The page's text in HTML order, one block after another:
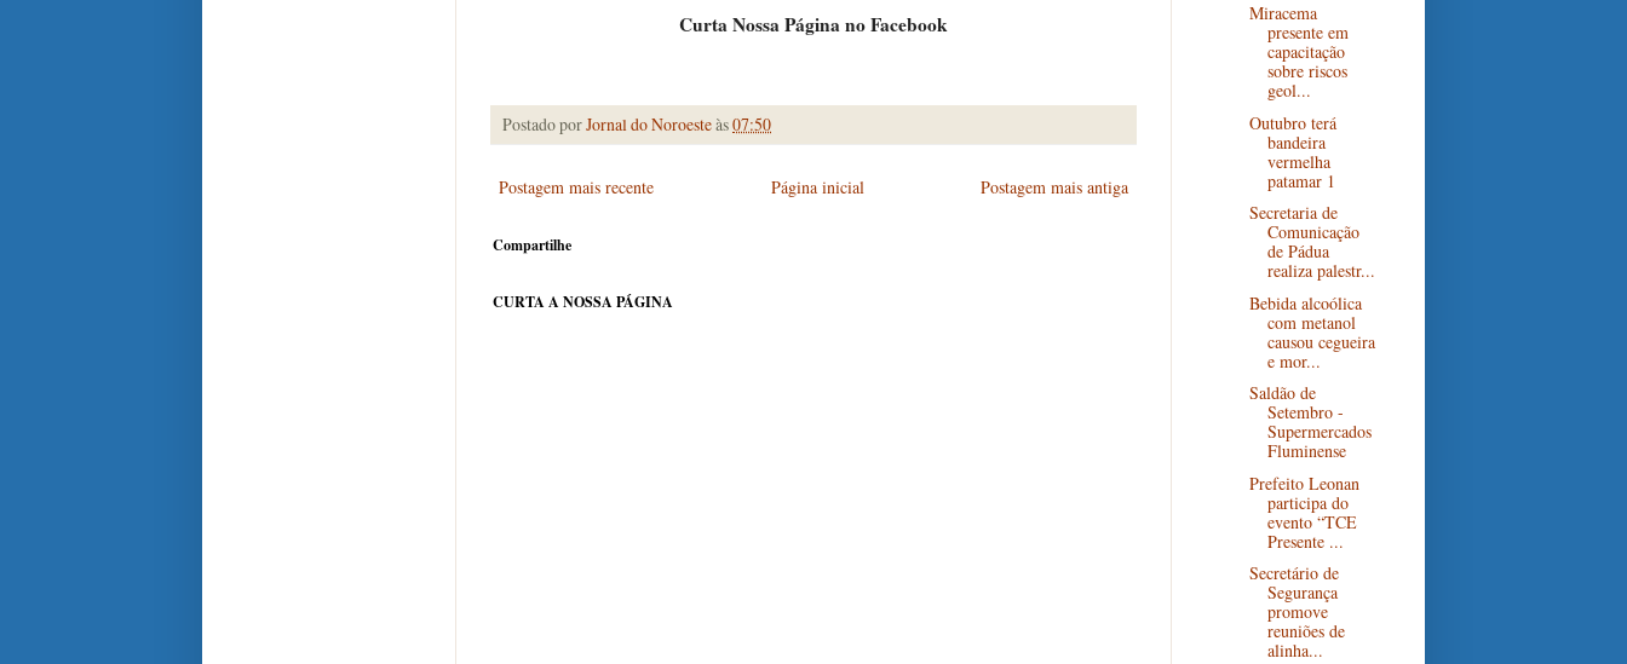
Curta Nossa Página no Facebook
Postado porJornal do Noroesteàs07:50
Postagem mais recente Postagem mais antiga
Página inicial
Compartilhe
CURTA A NOSSA PÁGINA
Miracema
presente em
capacitação
sobre riscos
geol...
Outubro terá
bandeira
vermelha
patamar 1
Secretaria de
Comunicação
de Pádua
realiza palestr...
Bebida alcoólica
com metanol
causou cegueira
e mor...
Saldão de
Setembro -
Supermercados
Fluminense
Prefeito Leonan
participa do
evento “TCE
Presente ...
Secretário de
Segurança
promove
reuniões de
alinha...